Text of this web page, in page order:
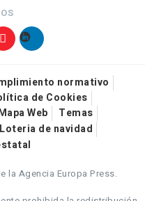
normativo
de Cookies
Web
Temas
Loteria de navidad
la Agencia Europa Press.